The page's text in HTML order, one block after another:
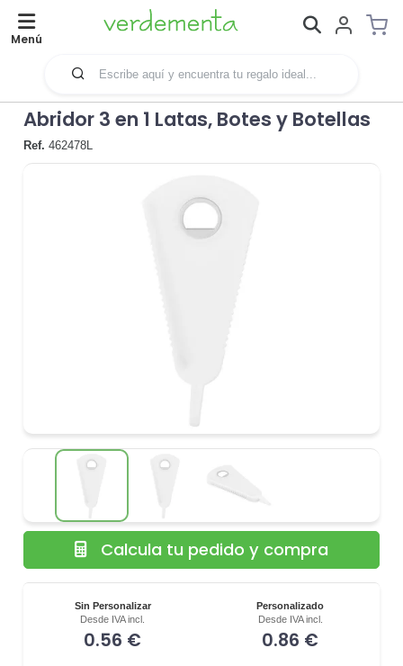
Menú
Abridor 3 en 1 Latas, Botes y Botellas
Ref. 462478L
Sin Personalizar
Desde IVA incl.
0.56 €
Personalizado
Desde IVA incl.
0.86 €
Calcula tu pedido y compra